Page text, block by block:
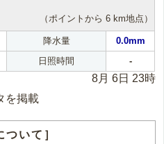
（ポイントから 6 km地点）
降水量
0.0mm
日照時間 -
8月 6日 23時
を掲載
ついて］